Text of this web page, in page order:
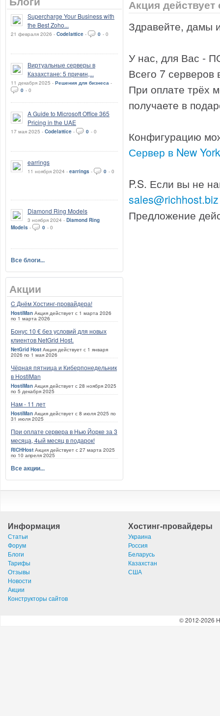
Supercharge Your Business with
the Best Zoho...
21 февраля 2026 - Codelattice - 0 - 0
Виртуальные серверы в
Казахстане: 5 причин,...
11 декабря 2025 - Решения для бизнеса -
0 - 0
A Guide to Microsoft Office 365
Pricing in the UAE
17 мая 2025 - Codelattice - 0 - 0
earrings
11 ноября 2024 - earrings - 0 - 0
Diamond Ring Models
3 ноября 2024 - Diamond Ring
Models - 0 - 0
Все блоги...
Акции
C Днём Хостинг-провайдера!
HostiMan Акция действует с 1 марта 2026
по 1 марта 2026
Бонус 10 € без условий для новых
клиентов NetGrid Host.
NetGrid Host Акция действует с 1 января
2026 по 1 мая 2026
Чёрная пятница и Киберпонедельник
в HostiMan
HostiMan Акция действует с 28 ноября 2025
по 5 декабря 2025
Нам - 11 лет
HostiMan Акция действует с 8 июля 2025 по
31 июля 2025
При оплате сервера в Нью Йорке за 3
месяца, 4ый месяц в подарок!
RICHHost Акция действует с 27 марта 2025
по 10 апреля 2025
Все акции...
Акция действует
Здравейте, дамы
У нас, для Вас -
Всего 7
При оплате трёх
получаете в
Конфигурацию
Сервер в New
P.S. Если вы не
sales@richhost.biz
Предложение
Информация
Статьи
Форум
Блоги
Тарифы
Отзывы
Новости
Акции
Конструкторы сайтов
Хостинг-провайдеры
Украина
Россия
Беларусь
Казахстан
США
© 2012-2026